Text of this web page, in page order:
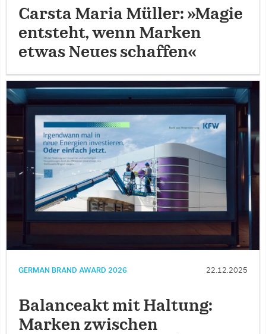
Carsta Maria Müller: »Magie
entsteht, wenn Marken
etwas Neues schaffen«
GERMAN BRAND AWARD 2026 22.12.2025
Balanceakt mit Haltung:
Marken zwischen